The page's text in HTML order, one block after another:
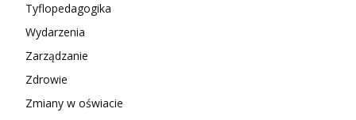
Tyflopedagogika
Wydarzenia
Zarządzanie
Zdrowie
Zmiany w oświacie